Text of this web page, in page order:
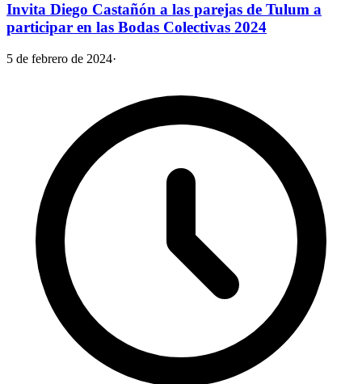
Invita Diego Castañón a las parejas de Tulum a
participar en las Bodas Colectivas 2024
5 de febrero de 2024·